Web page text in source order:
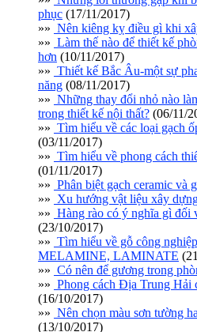
phục (17/11/2017)
»» Nên kiêng kỵ điều gì khi
»» Làm thế nào để thiết kế
hơn (10/11/2017)
»» Thiết kế Bắc Âu-một sự
năng (08/11/2017)
»» Những thay đổi nhỏ nào
trong thiết kế nội thất? (06/11/
»» Tìm hiểu về các loại gạch
(03/11/2017)
»» Tìm hiểu về phong cách
(01/11/2017)
»» Phân biệt gạch ceramic và
»» Xu hướng vật liệu xây
»» Hàng rào có ý nghĩa gì đối
(23/10/2017)
»» Tìm hiểu về gỗ công
MELAMINE, LAMINATE
»» Có nên để gương trong
»» Phong cách Địa Trung Hải
(16/10/2017)
»» Nên chọn màu sơn tường
(13/10/2017)